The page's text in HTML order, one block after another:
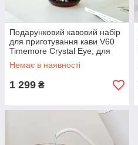
Подарунковий кавовий набір
для приготування кави V60
Timemore Crystal Eye, для
бариста
Немає в наявності
1 299 ₴